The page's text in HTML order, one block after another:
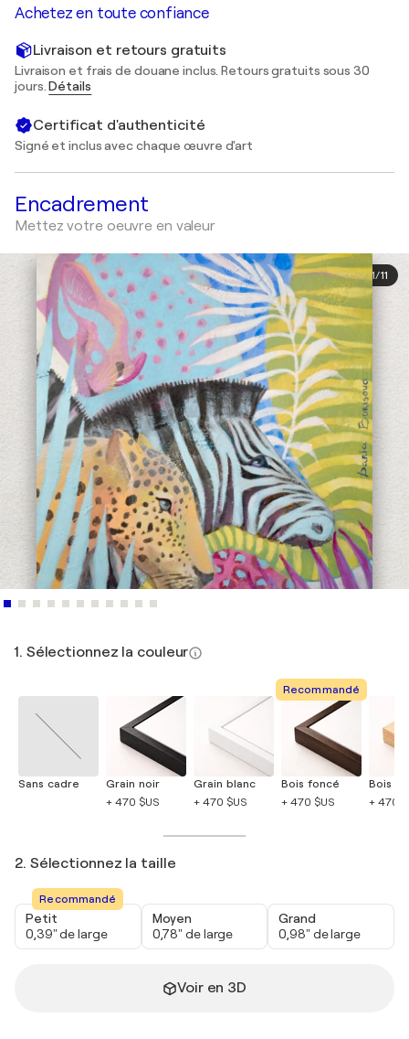
Achetez en toute confiance
Livraison et retours gratuits
Livraison et frais de douane inclus. Retours gratuits sous 30
jours.Détails
Certificat d'authenticité
Signé et inclus avec chaque œuvre d'art
Encadrement
Mettez votre oeuvre en valeur
1/11
1. Sélectionnez la couleur
Sans cadre
Grain noir
+ 470 $US
Grain blanc
+ 470 $US
Recommandé
Bois foncé
+ 470 $US
Bois
+ 470
2. Sélectionnez la taille
Recommandé
Petit
0,39" de large
Moyen
0,78" de large
Grand
0,98" de large
Voir en 3D